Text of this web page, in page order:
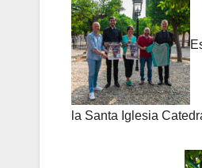
la Santa Iglesia